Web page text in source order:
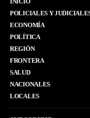
POLICIALES Y
ECONOMÍA
POLÍTICA
REGIÓN
FRONTERA
SALUD
NACIONALES
LOCALES